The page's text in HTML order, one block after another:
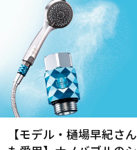
【モデル・樋場早紀さん